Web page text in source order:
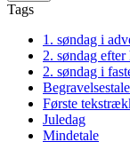
Tags
1. søndag i
2. søndag
2. søndag i
Begravelsestale
Første
Juledag
Mindetale